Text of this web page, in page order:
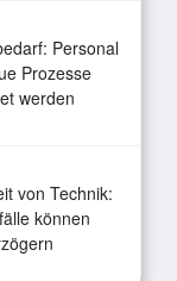
Personal
Prozesse
werden
von Technik:
können